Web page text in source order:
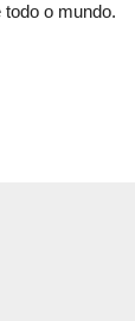
o mundo.